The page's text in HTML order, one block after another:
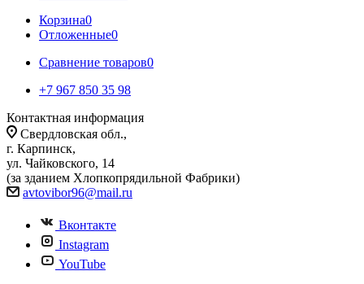
Корзина0
Отложенные0
Сравнение товаров0
+7 967 850 35 98
Контактная информация
Свердловская обл.,
г. Карпинск,
ул. Чайковского, 14
(за зданием Хлопкопрядильной Фабрики)
avtovibor96@mail.ru
Вконтакте
Instagram
YouTube